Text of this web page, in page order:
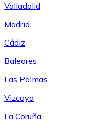
Valladolid
Madrid
Cádiz
Baleares
Las Palmas
Vizcaya
La Coruña